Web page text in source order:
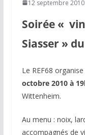
12 septembre 2010
Soirée «
Siasser »
Le REF68
octobre 2010 à
Wittenheim.
Au menu : noix,
accompagnés de